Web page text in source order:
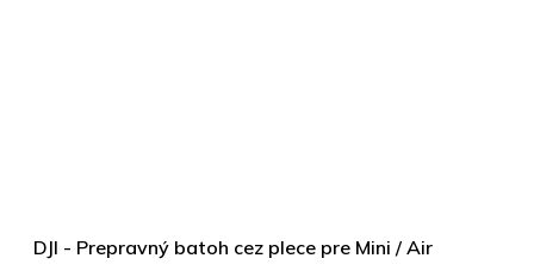
DJI - Prepravný batoh cez plece pre Mini / Air